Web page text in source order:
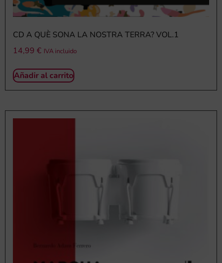
CD A QUÈ SONA LA NOSTRA TERRA? VOL.1
14,99 € IVA incluido
Añadir al carrito